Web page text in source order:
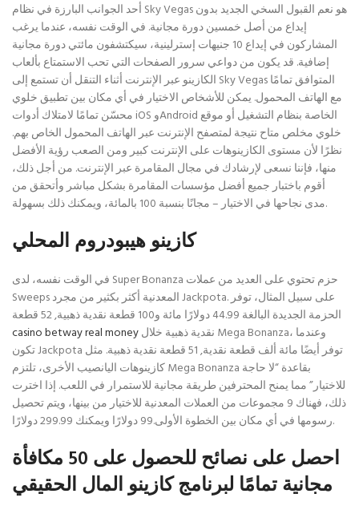
أحد الجوانب البارزة في نظام Sky Vegas هو نعم القبول السخي الجديد بدون
إيداع من أصل خمسين دورة مجانية. في الوقت نفسه، عندما يرغب
المشاركون في إيداع 10 جنيهات إسترلينية، سيكتشفون مائتي دورة مجانية
إضافية. قد يكون من دواعي سرور الصفحات التي تحب الاستمتاع بألعاب
الكازينو عبر الإنترنت أثناء التنقل أن تستمع إلى Sky Vegas المتوافق تمامًا
مع الهاتف المحمول.يمكن للأشخاص الاختيار في أي مكان بين تطبيق خلوي
محسّن تمامًا لامتلاك أدوات iOS وAndroid الخاصة بنظام التشغيل أو موقع
خلوي مخلص متاح نتيجة لمتصفح الإنترنت عبر الهاتف المحمول الخاص بهم.
نظرًا لأن مستوى الكازينوهات على الإنترنت كبير ومن الصعب رؤية الأفضل
منها، فإننا نسعى لإرشادك في مجال المقامرة عبر الإنترنت. من أجل ذلك،
أقوم باختبار جميع أفضل مؤسسات المقامرة بشكل مباشر وأتحقق من
مدى نجاحها في الاختيار – مجانًا بنسبة 100 بالمائة، ويمكنك ذلك بسهولة.
كازينو هيبودروم المحلي
في الوقت نفسه، لدى Super Bonanza حزم تحتوي على العديد من عملات
Sweeps المعدنية أكثر بكثير من مجرد Jackpota. على سبيل المثال، توفر
الحزمة الجديدة البالغة 44.99 دولارًا مائة و100 قطعة نقدية ذهبية, 52 قطعة
casino betway real money
تكون Jackpota توفر أيضًا مائة ألف قطعة نقدية, 51 قطعة نقدية ذهبية. مثل
كازينوهات اليانصيب الأخرى، تلتزم Mega Bonanza بقاعدة “لا حاجة
للاختيار” مما يمنح المحترفين طريقة مجانية للاستمرار في اللعب. إذا اخترت
ذلك، فهناك 9 مجموعات من العملات المعدنية للاختيار من بينها، ويتم تحصيل
رسومها في أي مكان بين الخطوة الأولى.99 دولارًا ويمكنك 299.99 دولارًا.
احصل على نصائح للحصول على 50 مكافأة
مجانية تمامًا لبرنامج كازينو المال الحقيقي